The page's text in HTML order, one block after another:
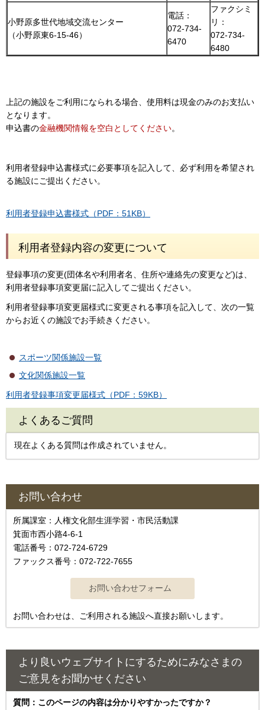
小野原多世代地域交流センター
（小野原東6-15-46）
電話：
072-734-
6470
ファクシミ
リ：
072-734-
6480
上記の施設をご利用になられる場合、使用料は現金のみのお支払い
となります。
申込書の金融機関情報を空白としてください。
利用者登録申込書様式に必要事項を記入して、必ず利用を希望され
る施設にご提出ください。
利用者登録申込書様式（PDF：51KB）
利用者登録内容の変更について
登録事項の変更(団体名や利用者名、住所や連絡先の変更など)は、
利用者登録事項変更届に記入してご提出ください。
利用者登録事項変更届様式に変更される事項を記入して、次の一覧
からお近くの施設でお手続きください。
スポーツ関係施設一覧
文化関係施設一覧
利用者登録事項変更届様式（PDF：59KB）
よくあるご質問
現在よくある質問は作成されていません。
お問い合わせ
所属課室：人権文化部生涯学習・市民活動課
箕面市西小路4‐6‐1
電話番号：072-724-6729
ファックス番号：072-722-7655
お問い合わせは、ご利用される施設へ直接お願いします。
より良いウェブサイトにするためにみなさまの
ご意見をお聞かせください
質問：このページの内容は分かりやすかったですか？